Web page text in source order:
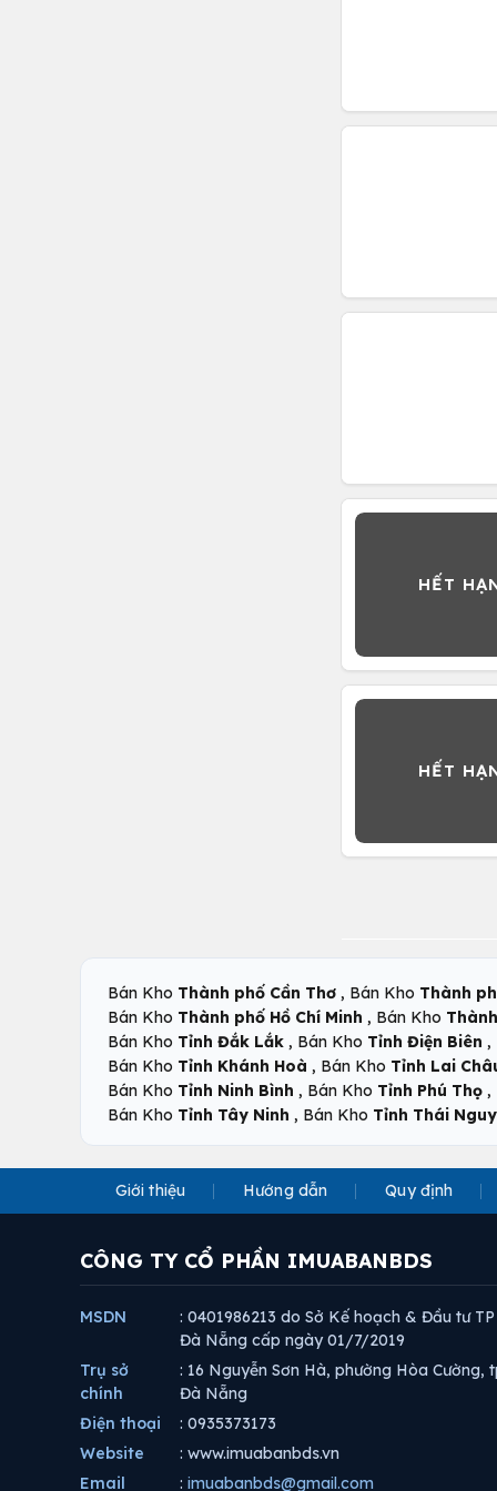
Bán Kho Thành phố Cần Thơ , Bán Kho Thành
Bán Kho Thành phố Hồ Chí Minh , Bán Kho
Bán Kho Tỉnh Đắk Lắk , Bán Kho Tỉnh Điện Biên ,
Bán Kho Tỉnh Khánh Hoà , Bán Kho Tỉnh Lai
Bán Kho Tỉnh Ninh Bình , Bán Kho Tỉnh Phú Thọ ,
Bán Kho Tỉnh Tây Ninh , Bán Kho Tỉnh Thái
Giới thiệu Hướng dẫn Quy định
CÔNG TY CỔ PHẦN IMUABANBDS
MSDN
: 0401986213 do Sở Kế hoạch & Đầu tư TP
Đà Nẵng cấp ngày 01/7/2019
Trụ sở
chính
: 16 Nguyễn Sơn Hà, phường Hòa Cường,
Đà Nẵng
Điện thoại
: 0935373173
Website
: www.imuabanbds.vn
Email
: imuabanbds@gmail.com